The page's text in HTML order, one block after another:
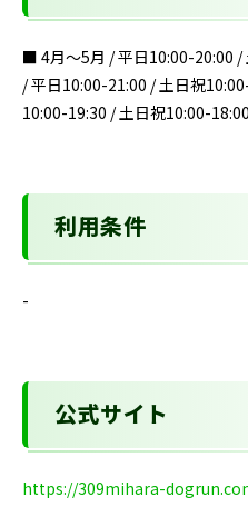
■ 4月～5月 / 平日10:00-20:00
/ 平日10:00-21:00 / 土日祝
10:00-19:30 / 土日祝10:00-
利用条件
-
公式サイト
https://309mihara-